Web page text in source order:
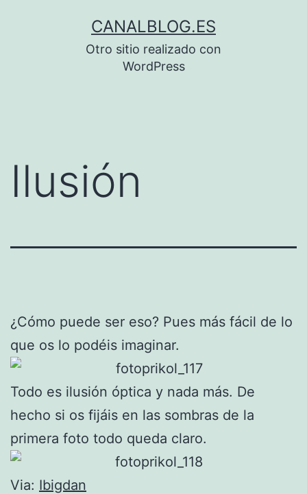
CANALBLOG.ES
Otro sitio realizado con
WordPress
Ilusión
¿Cómo puede ser eso? Pues más fácil de lo
que os lo podéis imaginar.
Todo es ilusión óptica y nada más. De
hecho si os fijáis en las sombras de la
primera foto todo queda claro.
Via: Ibigdan